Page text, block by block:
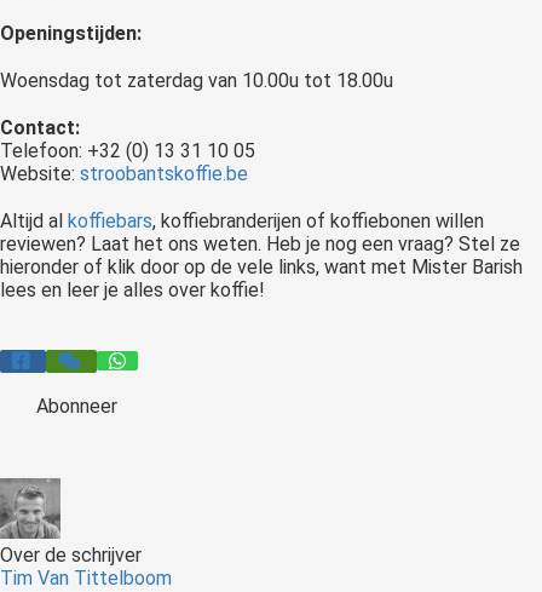
Openingstijden:
Woensdag tot zaterdag van 10.00u tot 18.00u
Contact:
Telefoon: +32 (0) 13 31 10 05
Website: stroobantskoffie.be
Altijd al koffiebars, koffiebranderijen of koffiebonen willen
reviewen? Laat het ons weten. Heb je nog een vraag? Stel ze
hieronder of klik door op de vele links, want met Mister Barish
lees en leer je alles over koffie!
Abonneer
Over de schrijver
Tim Van Tittelboom